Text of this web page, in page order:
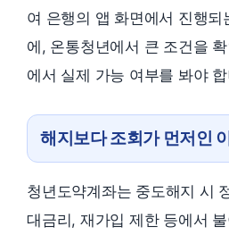
여 은행의 앱 화면에서 진행되
에, 온통청년에서 큰 조건을
에서 실제 가능 여부를 봐야
해지보다 조회가 먼저인
청년도약계좌는 중도해지 시
대금리, 재가입 제한 등에서